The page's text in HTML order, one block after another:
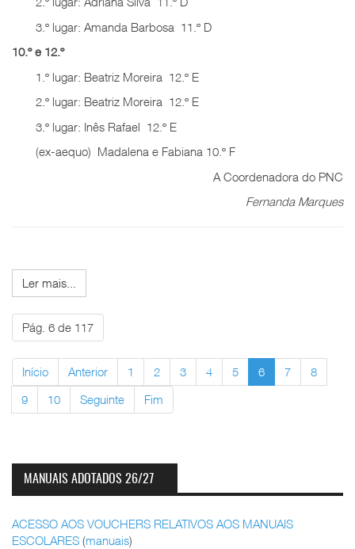
3.º lugar: Amanda Barbosa 11.º D
10.º e 12.º
1.º lugar: Beatriz Moreira 12.º E
2.º lugar: Beatriz Moreira 12.º E
3.º lugar: Inês Rafael 12.º E
(ex-aequo) Madalena e Fabiana 10.º F
A Coordenadora do PNC
Fernanda Marques
Ler mais...
Pág. 6 de 117
Início Anterior 1 2 3 4 5 6 7
8
9
10 Seguinte Fim
MANUAIS ADOTADOS 26/27
ACESSO AOS VOUCHERS RELATIVOS AOS MANUAIS
ESCOLARES (manuais)